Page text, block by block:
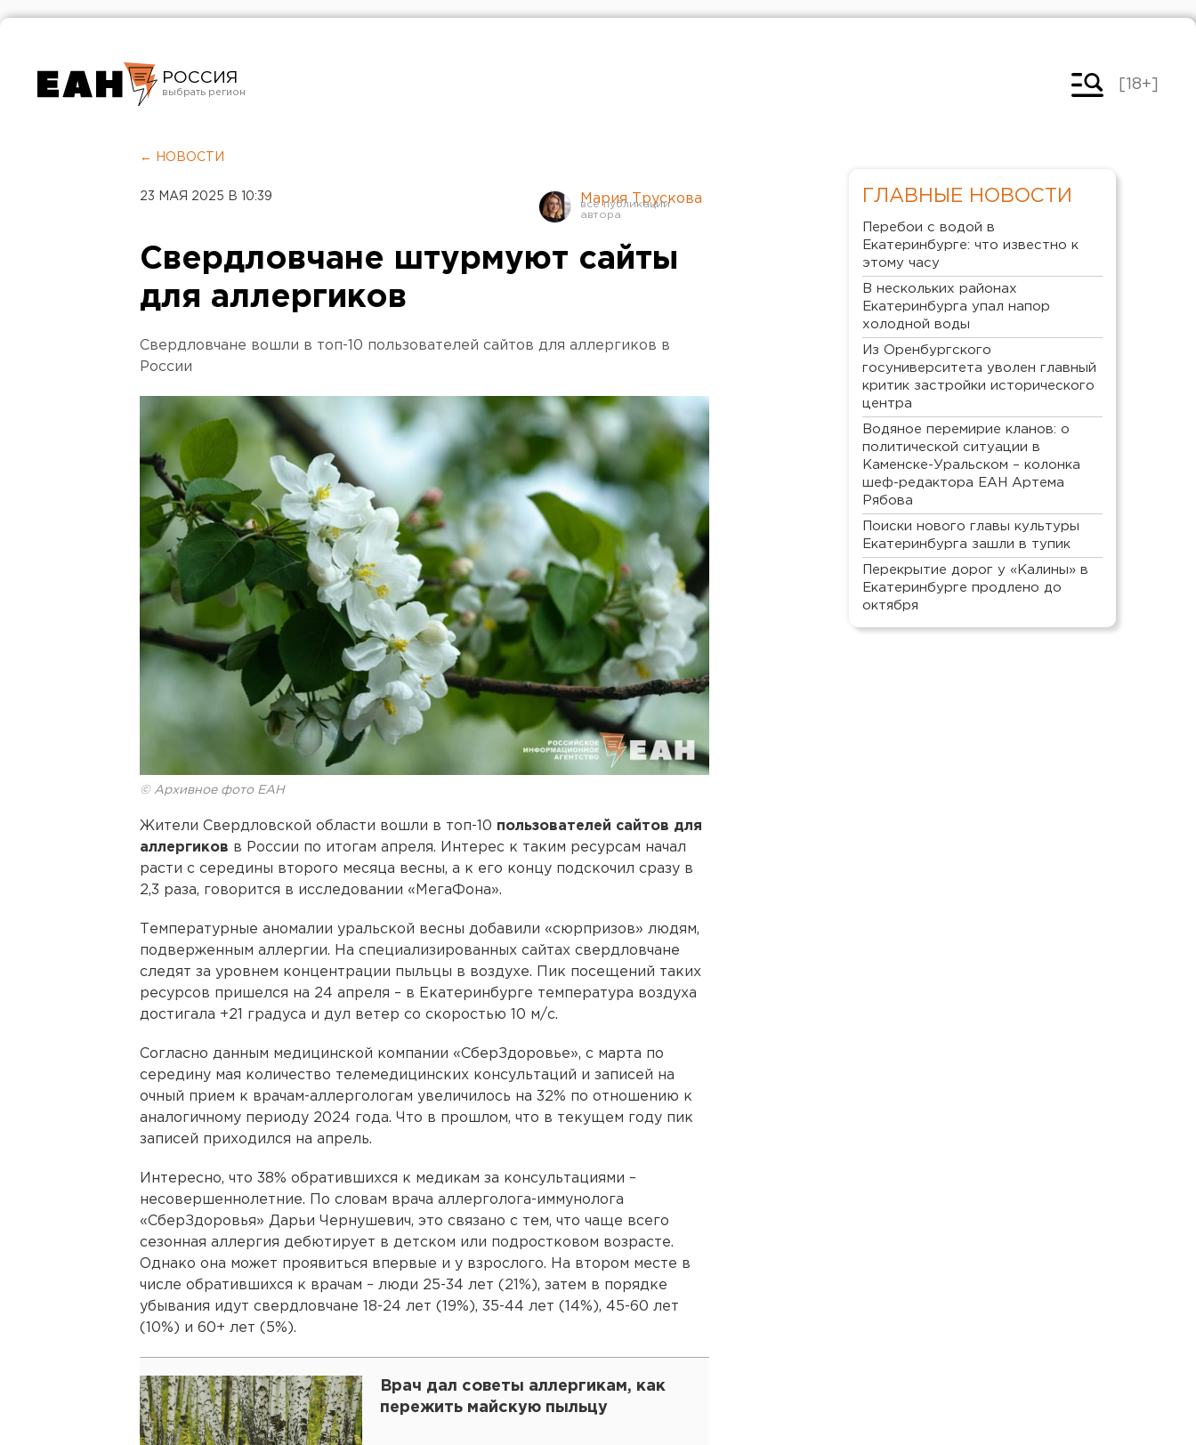
РОССИЯ
Челябинск
[18+]
← НОВОСТИ
23 МАЯ 2025 В 10:39 Мария Трускова
Свердловчане штурмуют сайты
для аллергиков
Свердловчане вошли в топ-10 пользователей сайтов для аллергиков в
России
© Архивное фото ЕАН
Жители Свердловской области вошли в топ-10 пользователей сайтов для
аллергиков в России по итогам апреля. Интерес к таким ресурсам начал
расти с середины второго месяца весны, а к его концу подскочил сразу в
2,3 раза, говорится в исследовании «МегаФона».
Температурные аномалии уральской весны добавили «сюрпризов» людям,
подверженным аллергии. На специализированных сайтах свердловчане
следят за уровнем концентрации пыльцы в воздухе. Пик посещений таких
ресурсов пришелся на 24 апреля – в Екатеринбурге температура воздуха
достигала +21 градуса и дул ветер со скоростью 10 м/с.
Согласно данным медицинской компании «СберЗдоровье», с марта по
середину мая количество телемедицинских консультаций и записей на
очный прием к врачам-аллергологам увеличилось на 32% по отношению к
аналогичному периоду 2024 года. Что в прошлом, что в текущем году пик
записей приходился на апрель.
Интересно, что 38% обратившихся к медикам за консультациями –
несовершеннолетние. По словам врача аллерголога-иммунолога
«СберЗдоровья» Дарьи Чернушевич, это связано с тем, что чаще всего
сезонная аллергия дебютирует в детском или подростковом возрасте.
Однако она может проявиться впервые и у взрослого. На втором месте в
числе обратившихся к врачам – люди 25-34 лет (21%), затем в порядке
убывания идут свердловчане 18-24 лет (19%), 35-44 лет (14%), 45-60 лет
(10%) и 60+ лет (5%).
Врач дал советы аллергикам, как
пережить майскую пыльцу
ГЛАВНЫЕ НОВОСТИ
Перебои с водой в
Екатеринбурге: что известно к
этому часу
В нескольких районах
Екатеринбурга упал напор
холодной воды
Из Оренбургского
госуниверситета уволен главный
критик застройки исторического
центра
Водяное перемирие кланов: о
политической ситуации в
Каменске-Уральском – колонка
шеф-редактора ЕАН Артема
Рябова
Поиски нового главы культуры
Екатеринбурга зашли в тупик
Перекрытие дорог у «Калины» в
Екатеринбурге продлено до
октября